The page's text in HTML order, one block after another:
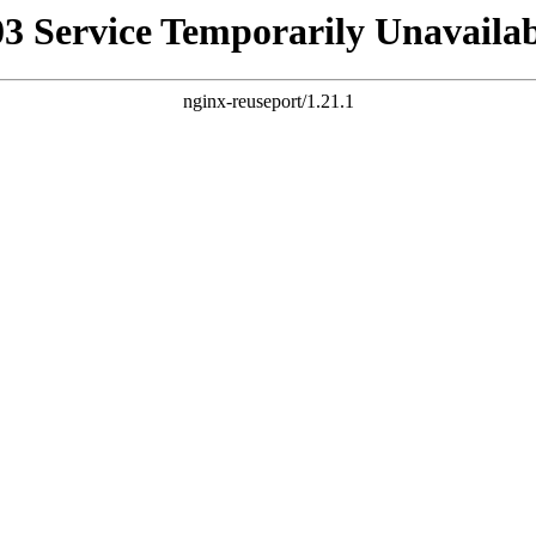
Service Temporarily
nginx-reuseport/1.21.1